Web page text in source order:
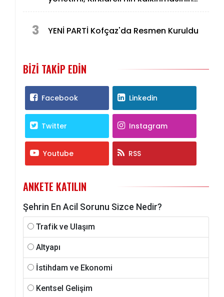
3 YENİ PARTİ Kofçaz'da Resmen Kuruldu
BIZI TAKIP EDIN
Facebook Linkedin
Twitter Instagram
Youtube RSS
ANKETE KATILIN
Şehrin En Acil Sorunu Sizce Nedir?
Trafik ve Ulaşım
Altyapı
İstihdam ve Ekonomi
Kentsel Gelişim